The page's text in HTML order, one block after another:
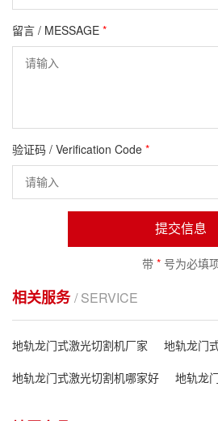
留言 / MESSAGE *
验证码 / Verification Code *
提交信息
带 *号为必填
相关服务/ SERVICE
地轨龙门式激光切割机厂家
地轨龙门
地轨龙门式激光切割机哪家好
地轨龙